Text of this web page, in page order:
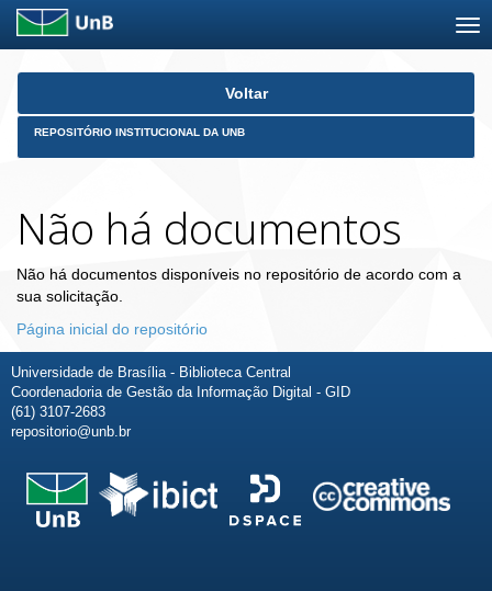
Skip
Voltar
REPOSITÓRIO INSTITUCIONAL DA UNB
Não há documentos
Não há documentos disponíveis no repositório de acordo com a
sua solicitação.
Página inicial do repositório
Universidade de Brasília - Biblioteca Central
Coordenadoria de Gestão da Informação Digital - GID
(61) 3107-2683
repositorio@unb.br